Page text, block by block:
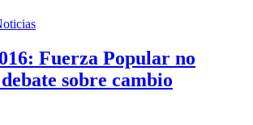
Fuerza Popular no
sobre cambio